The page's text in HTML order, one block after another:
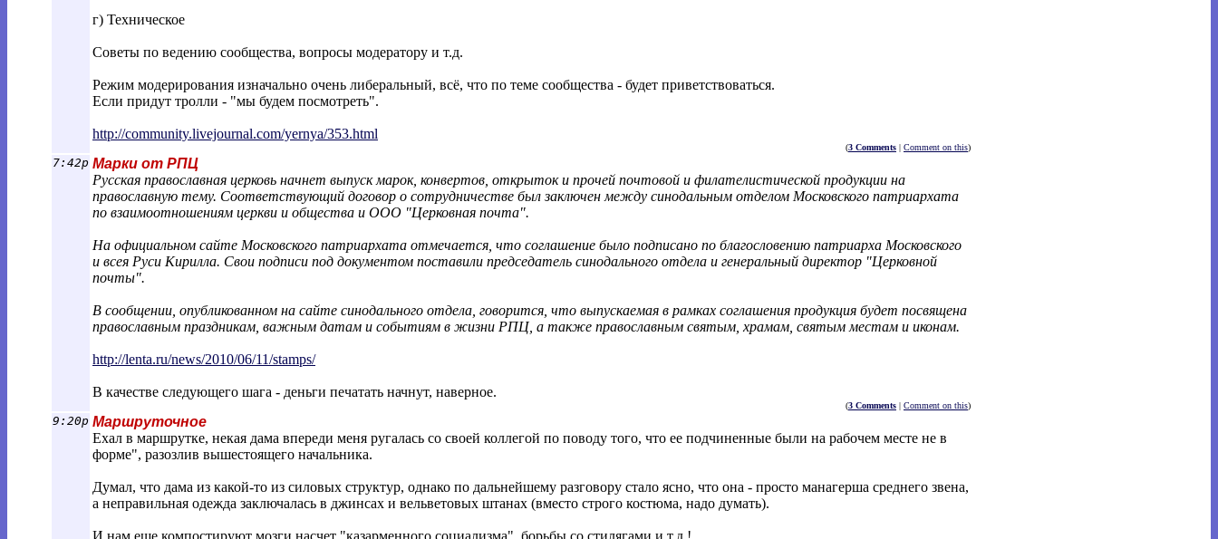
г) Техническое
Советы по ведению сообщества, вопросы модератору и т.д.
Режим модерирования изначально очень либеральный, всё, что по теме сообщества - будет приветствоваться.
Если придут тролли - "мы будем посмотреть".
http://community.livejournal.com/yernya/353.html
(3 Comments | Comment on this)
7:42p Марки от РПЦ
Русская православная церковь начнет выпуск марок, конвертов, открыток и прочей почтовой и филателистической продукции на
православную тему. Соответствующий договор о сотрудничестве был заключен между синодальным отделом Московского патриархата
по взаимоотношениям церкви и общества и ООО "Церковная почта".
На официальном сайте Московского патриархата отмечается, что соглашение было подписано по благословению патриарха Московского
и всея Руси Кирилла. Свои подписи под документом поставили председатель синодального отдела и генеральный директор "Церковной
почты".
В сообщении, опубликованном на сайте синодального отдела, говорится, что выпускаемая в рамках соглашения продукция будет посвящена
православным праздникам, важным датам и событиям в жизни РПЦ, а также православным святым, храмам, святым местам и иконам.
http://lenta.ru/news/2010/06/11/stamps/
В качестве следующего шага - деньги печатать начнут, наверное.
(3 Comments | Comment on this)
9:20p Маршруточное
Ехал в маршрутке, некая дама впереди меня ругалась со своей коллегой по поводу того, что ее подчиненные были на рабочем месте не в
форме", разозлив вышестоящего начальника.
Думал, что дама из какой-то из силовых структур, однако по дальнейшему разговору стало ясно, что она - просто манагерша среднего звена,
а неправильная одежда заключалась в джинсах и вельветовых штанах (вместо строго костюма, надо думать).
И нам еще компостируют мозги насчет "казарменного социализма", борьбы со стилягами и т.д.!